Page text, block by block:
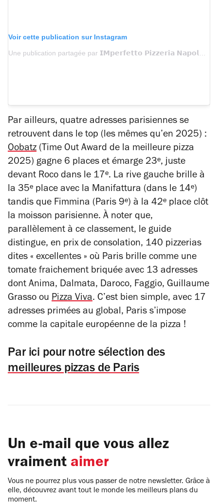
Voir cette publication sur Instagram
Une publication partagée par 𝗜𝗠𝗽𝗲𝗿𝗳𝗲𝘁𝘁𝗼 𝗣𝗶𝘇𝘇𝗲𝗿𝗶𝗮 𝗡𝗮𝗽𝗼𝗹𝗲𝘁𝗮𝗻𝗮 (@imperfetto_pizzeria)
Par ailleurs, quatre adresses parisiennes se
retrouvent dans le top (les mêmes qu’en 2025) :
Oobatz (Time Out Award de la meilleure pizza
2025) gagne 6 places et émarge 23ᵉ, juste
devant Roco dans le 17ᵉ. La rive gauche brille à
la 35ᵉ place avec la Manifattura (dans le 14ᵉ)
tandis que Fimmina (Paris 9ᵉ) à la 42ᵉ place clôt
la moisson parisienne. À noter que,
parallèlement à ce classement, le guide
distingue, en prix de consolation, 140 pizzerias
dites « excellentes » où Paris brille comme une
tomate fraichement briquée avec 13 adresses
dont Anima, Dalmata, Daroco, Faggio, Guillaume
Grasso ou Pizza Viva. C’est bien simple, avec 17
adresses primées au global, Paris s’impose
comme la capitale européenne de la pizza !
Par ici pour notre sélection des
meilleures pizzas de Paris
Un e-mail que vous allez
vraiment aimer
Vous ne pourrez plus vous passer de notre newsletter. Grâce à
elle, découvrez avant tout le monde les meilleurs plans du
moment.